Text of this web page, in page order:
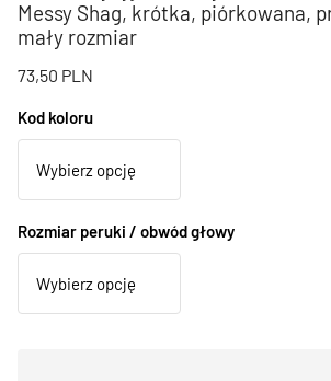
Messy Shag, krótka, piórkowana,
mały rozmiar
73,50 PLN
Kod koloru
Rozmiar peruki / obwód głowy